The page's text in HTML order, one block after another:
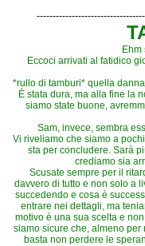
Ehm
Eccoci arrivati al fatidico
*rullo di tamburi* quella
É stata dura, ma alla fine la
siamo state buone,
Sam, invece, sembra
Vi riveliamo che siamo a
sta per concludere. Sarà
crediamo sia
Scusate sempre per il
davvero di tutto e non solo a
succedendo e cosa è
entrare nei dettagli, ma
motivo è una sua scelta e
siamo sicure che, almeno per
basta non perdere le